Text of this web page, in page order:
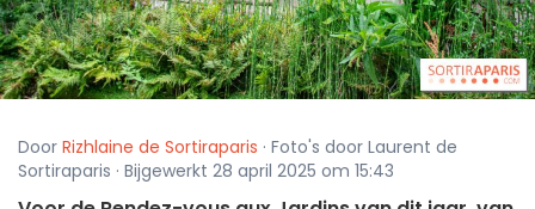
Door Rizhlaine de Sortiraparis · Foto's door Laurent de
Sortiraparis · Bijgewerkt 28 april 2025 om 15:43